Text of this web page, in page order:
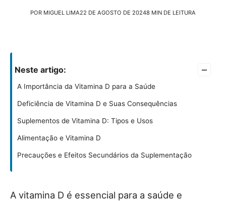
POR MIGUEL LIMA22 DE AGOSTO DE 20248 MIN DE LEITURA
Neste artigo: –
A Importância da Vitamina D para a Saúde
Deficiência de Vitamina D e Suas Consequências
Suplementos de Vitamina D: Tipos e Usos
Alimentação e Vitamina D
Precauções e Efeitos Secundários da Suplementação
A vitamina D é essencial para a saúde e